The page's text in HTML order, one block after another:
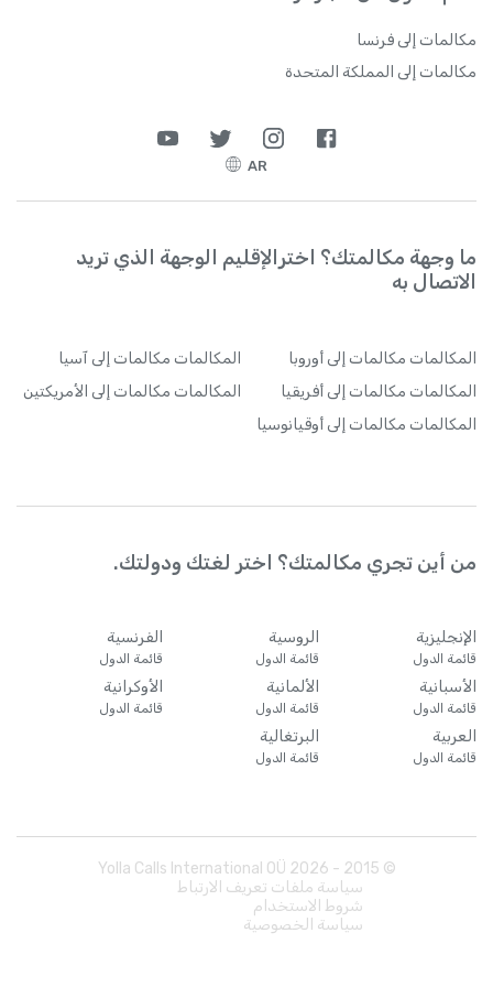
مكالمات إلى فرنسا
مكالمات إلى المملكة المتحدة
AR
ما وجهة مكالمتك؟ اخترالإقليم الوجهة الذي تريد
الاتصال به
المكالمات مكالمات إلى أوروبا المكالمات مكالمات إلى آسيا
المكالمات مكالمات إلى أفريقيا المكالمات مكالمات إلى الأمريكتين
المكالمات مكالمات إلى أوقيانوسيا
من أين تجري مكالمتك؟ اختر لغتك ودولتك.
الإنجليزية
قائمة الدول
الروسية
قائمة الدول
الفرنسية
قائمة الدول
الأسبانية
قائمة الدول
الألمانية
قائمة الدول
الأوكرانية
قائمة الدول
العربية
قائمة الدول
البرتغالية
قائمة الدول
© 2015 -
2026
سياسة ملفات تعريف الارتباط
شروط الاستخدام
سياسة الخصوصية